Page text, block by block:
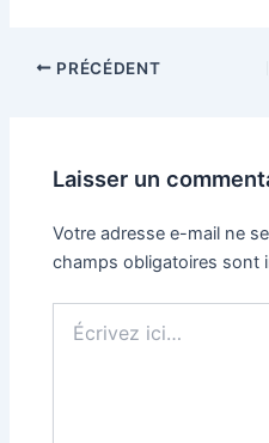
NavigationPRÉCÉDENT
Laisser un
Votre adresse e-mail ne
champs obligatoires sont
ici…